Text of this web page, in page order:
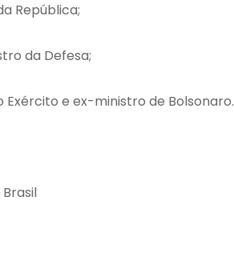
República;
da Defesa;
e ex-ministro de Bolsonaro.